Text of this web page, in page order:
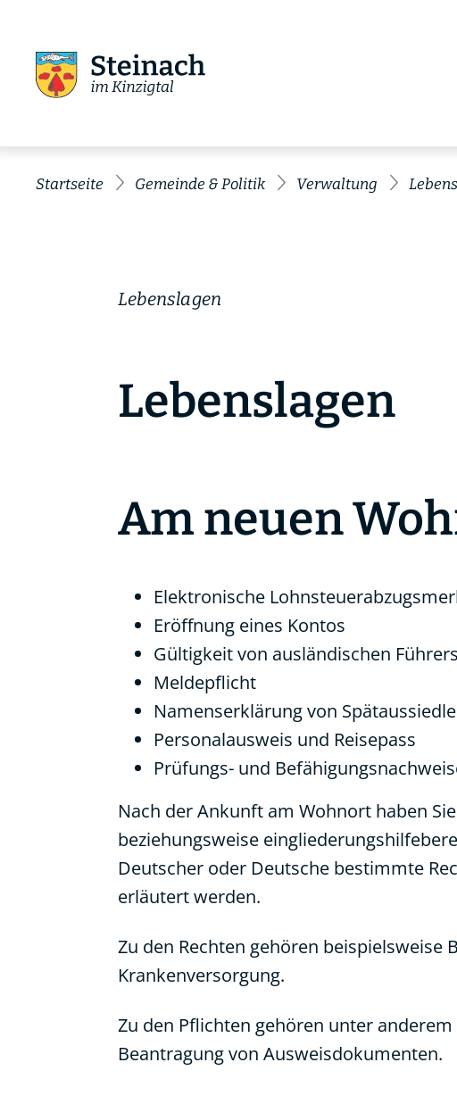
Startseite Gemeinde & Politik Verwaltung
Lebenslagen
Lebenslagen
Am neuen
Elektronische
Eröffnung eines Kontos
Gültigkeit von ausländischen
Meldepflicht
Namenserklärung von
Personalausweis und Reisepass
Prüfungs- und
Nach der Ankunft am Wohnort haben
beziehungsweise
Deutscher oder Deutsche bestimmte
erläutert werden.
Zu den Rechten gehören
Krankenversorgung.
Zu den Pflichten gehören unter
Beantragung von Ausweisdokumenten.